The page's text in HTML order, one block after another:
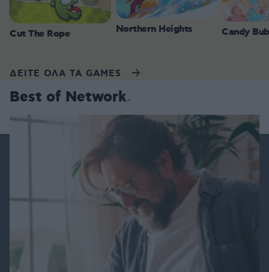
Cut The Rope Northern Heights Candy
ΔΕΙΤΕ ΟΛΑ ΤΑ GAMES
Best of Network